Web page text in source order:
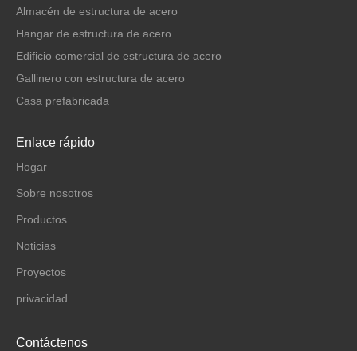
Almacén de estructura de acero
Hangar de estructura de acero
Edificio comercial de estructura de acero
Gallinero con estructura de acero
Casa prefabricada
Enlace rápido
Hogar
Sobre nosotros
Productos
Noticias
Proyectos
privacidad
Contáctenos